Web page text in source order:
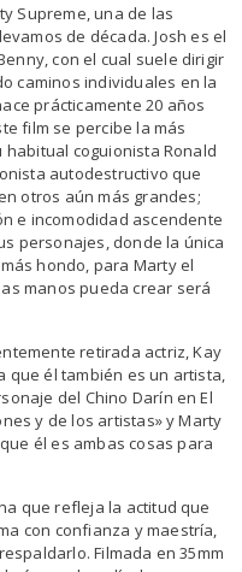
Supreme, una de las
de década. Josh es el
con el cual suele dirigir
caminos individuales en la
prácticamente 20 años
film se percibe la más
habitual coguionista Ronald
autodestructivo que
otros aún más grandes;
e incomodidad ascendente
personajes, donde la única
hondo, para Marty el
manos pueda crear será
retirada actriz, Kay
que él también es un artista,
del Chino Darín en El
y de los artistas» y Marty
él es ambas cosas para
que refleja la actitud que
con confianza y maestría,
Filmada en 35mm